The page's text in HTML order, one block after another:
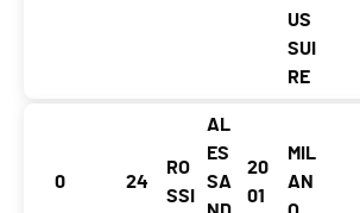
US
SUI
RE
0 24
RO
SSI
AL
ES
SA
20
01
MIL
AN